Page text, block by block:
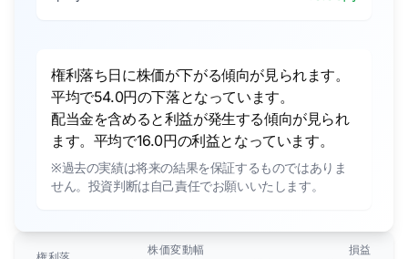
権利落ち日に株価が下がる傾向が見られます。
平均で54.0円の下落となっています。
配当金を含めると利益が発生する傾向が見られ
ます。平均で16.0円の利益となっています。
※過去の実績は将来の結果を保証するものではありま
せん。投資判断は自己責任でお願いいたします。
株価変動幅
損益